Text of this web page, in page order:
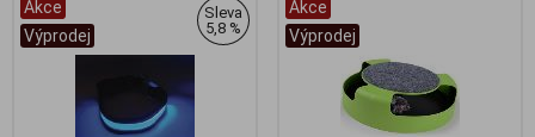
Akce
Výprodej
Sleva
5,8 %
Akce
Výprodej